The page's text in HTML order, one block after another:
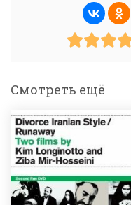
Смотреть ещё